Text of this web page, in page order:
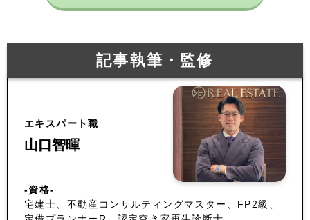
記事執筆・監修
エキスパート職
山口智暉
-資格-
宅建士、不動産コンサルティングマスター、FP2級、